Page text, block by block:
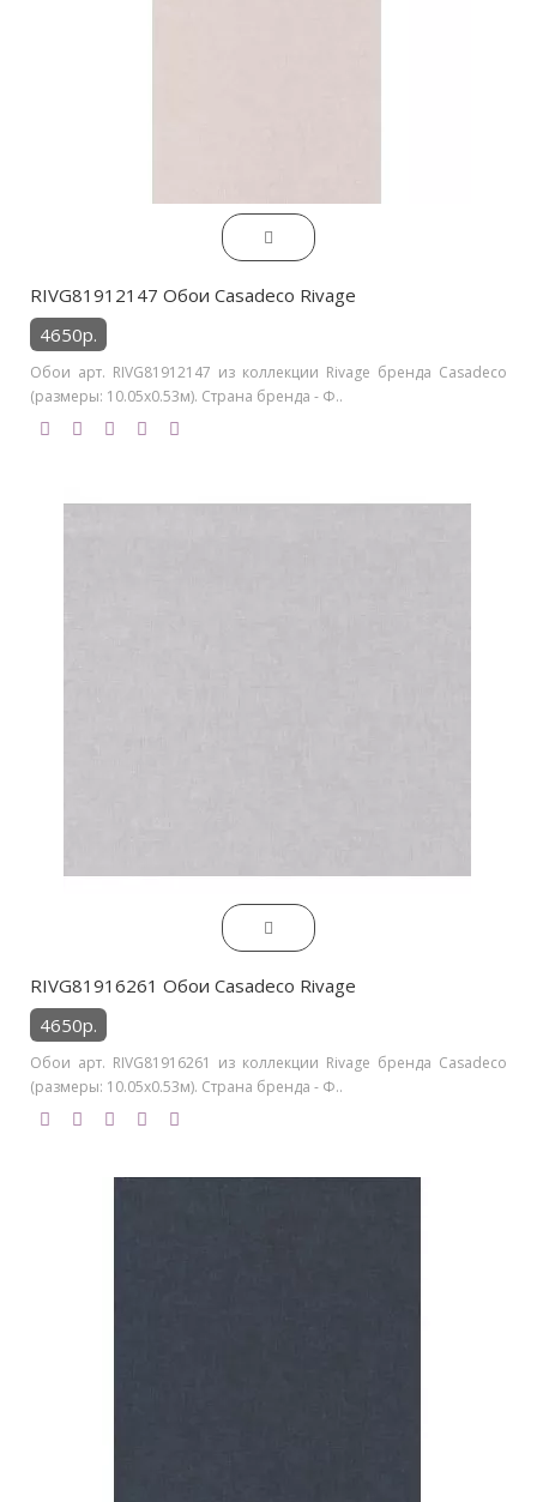
RIVG81912147 Обои Casadeco Rivage
4650р.
Обои арт. RIVG81912147 из коллекции Rivage бренда Casadeco
(размеры: 10.05х0.53м). Страна бренда - Ф..
RIVG81916261 Обои Casadeco Rivage
4650р.
Обои арт. RIVG81916261 из коллекции Rivage бренда Casadeco
(размеры: 10.05х0.53м). Страна бренда - Ф..